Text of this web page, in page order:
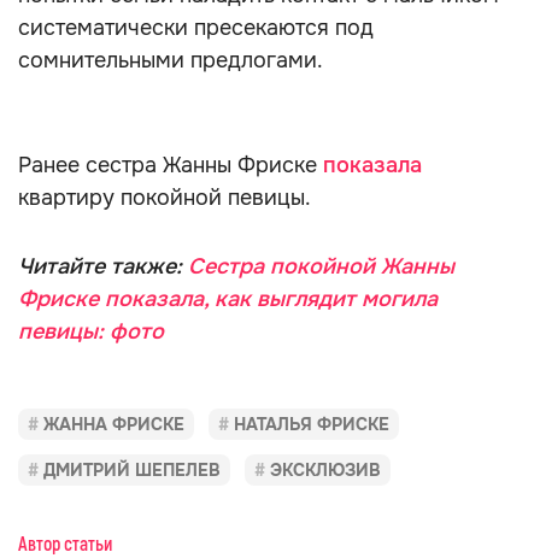
систематически пресекаются под
сомнительными предлогами.
Ранее сестра Жанны Фриске показала
квартиру покойной певицы.
Читайте также: Сестра покойной Жанны
Фриске показала, как выглядит могила
певицы: фото
ЖАННА ФРИСКЕ НАТАЛЬЯ ФРИСКЕ
ДМИТРИЙ ШЕПЕЛЕВ ЭКСКЛЮЗИВ
Автор статьи